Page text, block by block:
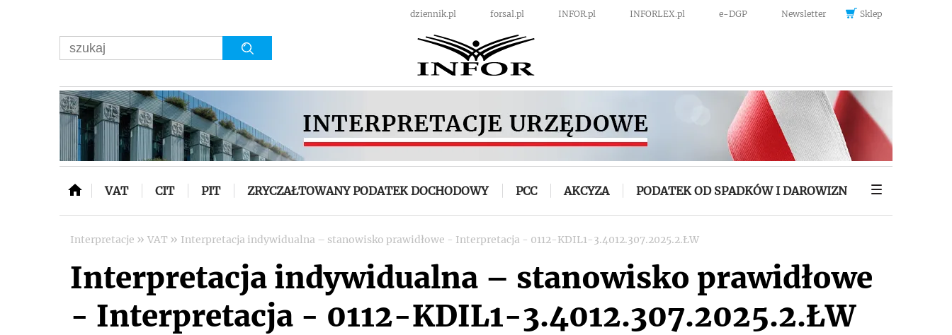
dziennik.pl forsal.pl INFOR.pl INFORLEX.pl e-DGP Newsletter Sklep
VAT CIT PIT ZRYCZAŁTOWANY PODATEK DOCHODOWY PCC AKCYZA PODATEK OD SPADKÓW I DAROWIZN
Interpretacje » VAT » Interpretacja indywidualna – stanowisko prawidłowe - Interpretacja - 0112-KDIL1-3.4012.307.2025.2.ŁW
Interpretacja indywidualna – stanowisko prawidłowe
- Interpretacja - 0112-KDIL1-3.4012.307.2025.2.ŁW